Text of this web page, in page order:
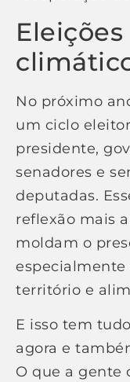
No próximo
um ciclo
presidente,
senadores e
deputadas.
reflexão mais
moldam o
território e
E isso tem
agora e
O que a gente